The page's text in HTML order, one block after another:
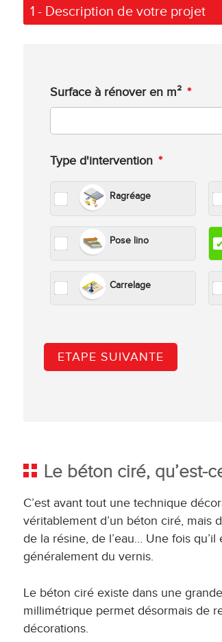
1 - Description de votre projet
Surface à rénover en m² *
Type d'intervention *
Ragréage
Pose lino
Carrelage
Le béton ciré, qu’est-
C’est avant tout une technique
véritablement d’un béton ciré, mais
de la résine, de l’eau… Une fois
généralement du vernis.
Le béton ciré existe dans une
millimétrique permet désormais de
décorations.